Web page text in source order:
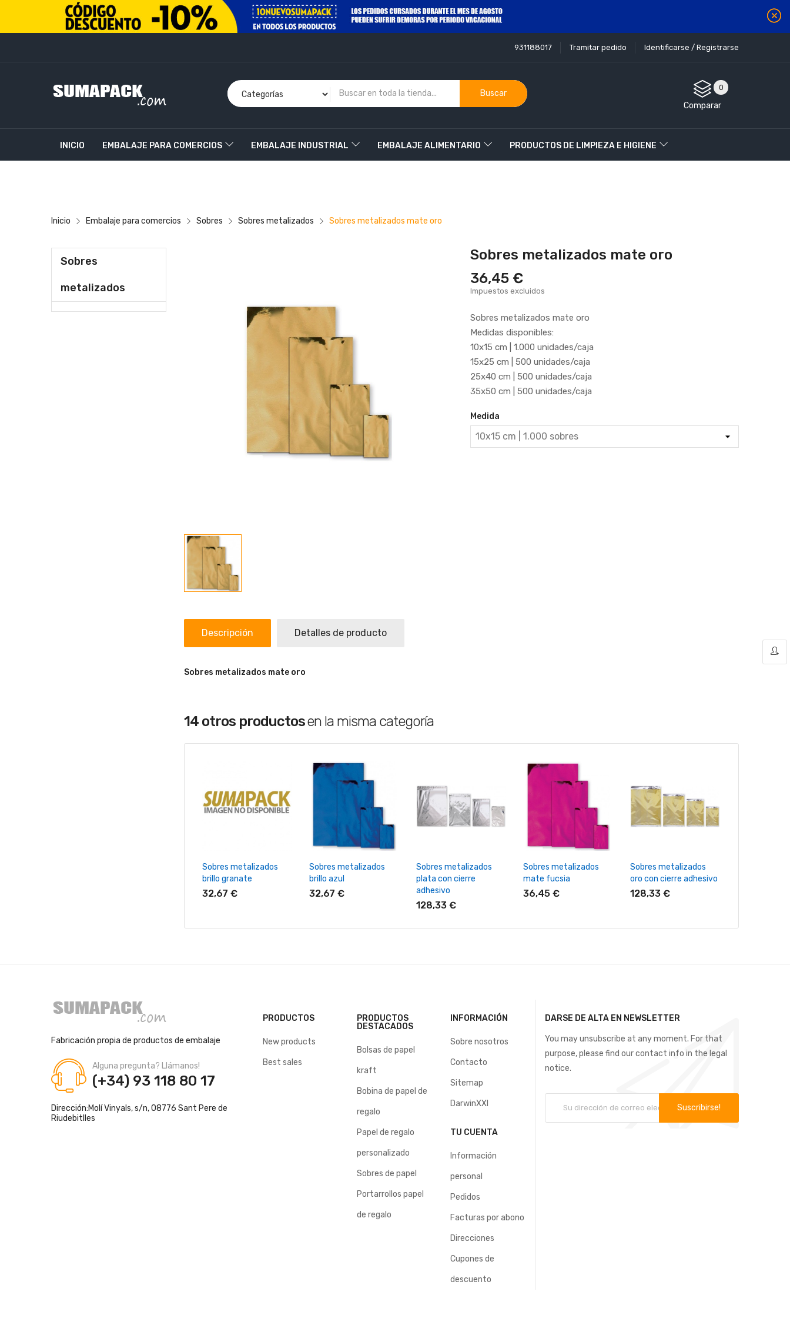
Identificarse / Registrarse
Tramitar pedido
931188017
Buscar
0
Comparar
INICIO EMBALAJE PARA COMERCIOS EMBALAJE INDUSTRIAL EMBALAJE ALIMENTARIO PRODUCTOS DE LIMPIEZA E HIGIENE
Inicio Embalaje para comercios Sobres Sobres metalizados Sobres metalizados mate oro
Sobres
metalizados
Sobres metalizados mate oro
36,45 €
Impuestos excluidos
Sobres metalizados mate oro
Medidas disponibles:
10x15 cm | 1.000 unidades/caja
15x25 cm | 500 unidades/caja
25x40 cm | 500 unidades/caja
35x50 cm | 500 unidades/caja
Medida
Descripción Detalles de producto
Sobres metalizados mate oro
14 otros productosen la misma categoría
+ Añadir Al Carrito
Sobres metalizados
brillo granate
32,67 €
+ Añadir Al Carrito
Sobres metalizados
brillo azul
32,67 €
+ Añadir Al Carrito
Sobres metalizados
plata con cierre
adhesivo
128,33 €
+ Añadir Al Carrito
Sobres metalizados
mate fucsia
36,45 €
+ Añadir Al Carrito
Sobres metalizados
oro con cierre adhesivo
128,33 €
Fabricación propia de productos de embalaje
Alguna pregunta? Llámanos!
(+34) 93 118 80 17
Dirección:Molí Vinyals, s/n, 08776 Sant Pere de
Riudebitlles
PRODUCTOS
New products
Best sales
PRODUCTOS
DESTACADOS
Bolsas de papel
kraft
Bobina de papel de
regalo
Papel de regalo
personalizado
Sobres de papel
Portarrollos papel
de regalo
INFORMACIÓN
Sobre nosotros
Contacto
Sitemap
DarwinXXI
TU CUENTA
Información
personal
Pedidos
Facturas por abono
Direcciones
Cupones de
descuento
DARSE DE ALTA EN NEWSLETTER
You may unsubscribe at any moment. For that
purpose, please find our contact info in the legal
notice.